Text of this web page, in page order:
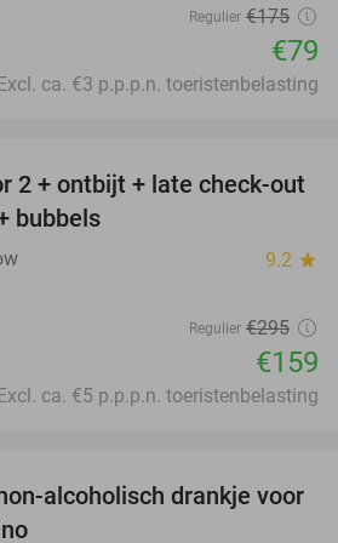
Regulier €175
€79
ca. €3 p.p.p.n. toeristenbelasting
46%
2 + ontbijt + late check-out
bubbels
9.2 star
Regulier €295
€159
ca. €5 p.p.p.n. toeristenbelasting
52%
alcoholisch drankje voor